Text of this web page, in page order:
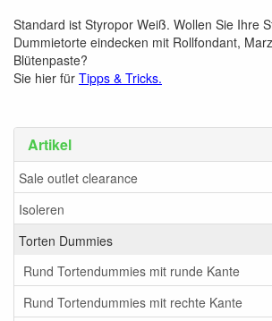
Artikel
Sale outlet clearance
Isoleren
Torten Dummies
Rund Tortendummies mit runde Kante
Rund Tortendummies mit rechte Kante
Standard ist Styropor Weiß. Wollen Sie Ihre
Dummietorte eindecken mit Rollfondant,
Blütenpaste?
Sie hier für Tipps & Tricks.